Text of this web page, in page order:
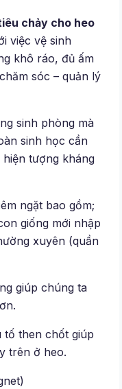
chảy cho heo
việc vệ sinh
khô ráo, đủ ấm
sóc – quản lý
sinh phòng mà
sinh học cần
tượng kháng
ngặt bao gồm;
giống mới nhập
xuyên (quần
giúp chúng ta
tố then chốt giúp
trên ở heo.